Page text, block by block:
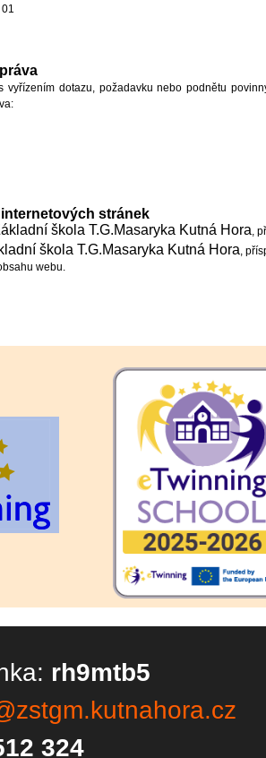
dotazu, požadavku nebo podnětu
stránek
škola T.G.Masaryka Kutná Hora ,
škola T.G.Masaryka Kutná Hora ,
webu.
rh9mtb5
324